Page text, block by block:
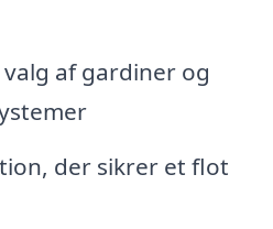
af gardiner og
der sikrer et flot